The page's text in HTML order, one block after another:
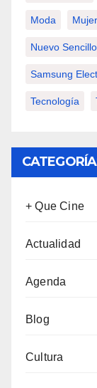
Moda Mujer
Nuevo Sencillo
Samsung
Tecnología
+ Que Cine
Actualidad
Agenda
Blog
Cultura